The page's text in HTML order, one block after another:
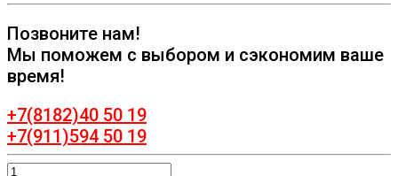
Позвоните нам!
Мы поможем с выбором и сэкономим ваше
время!
+7(8182)40 50 19
+7(911)594 50 19